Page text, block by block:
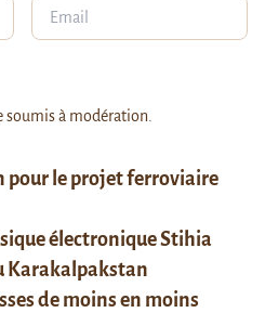
pour le projet ferroviaire
électronique Stihia
Karakalpakstan
de moins en moins
soumis à modération.